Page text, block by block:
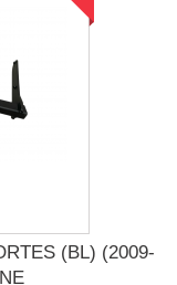
(BL) (2009-